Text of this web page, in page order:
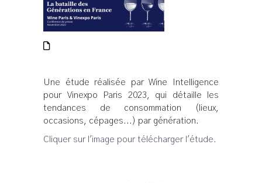
Une étude réalisée par Wine Intelligence
pour Vinexpo Paris 2023, qui détaille les
tendances de consommation (lieux,
occasions, cépages...) par génération.
Cliquer sur l'image pour télécharger l'étude.